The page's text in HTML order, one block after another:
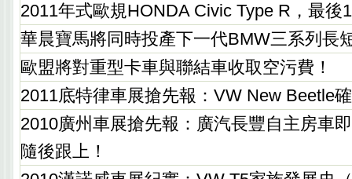
2011年式歐規HONDA Civic Type R，最後
華晨寶馬將同時投產下一代BMW三系列長
歐盟將對重型卡車與聯結車收取空污費！
2011底特律車展搶先報：VW New Beetle
2010廣州車展搶先報：廣汽長豐自主房車
隨後跟上！